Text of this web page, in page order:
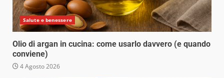
Salute e benessere
Olio di argan in cucina: come usarlo davvero (e quando
conviene)
4 Agosto 2026